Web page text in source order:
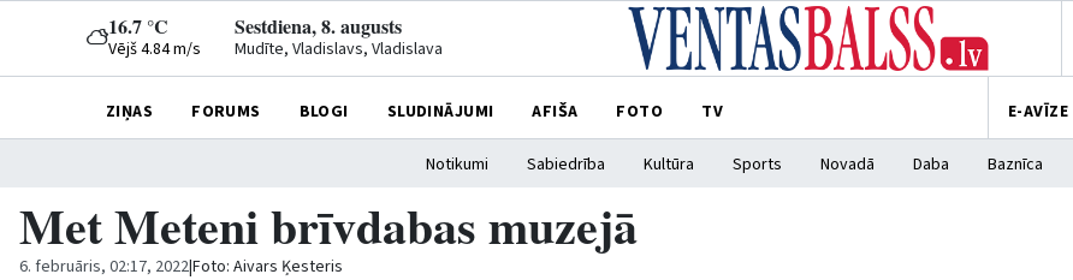
16.7 °C
Vējš 4.84 m/s
Sestdiena, 8. augusts
Mudīte, Vladislavs, Vladislava
ZIŅAS FORUMS BLOGI SLUDINĀJUMI AFIŠA FOTO TV E-AVĪZE
Notikumi Sabiedrība Kultūra Sports Novadā Daba Baznīca
Met Meteni brīvdabas muzejā
6. februāris, 02:17, 2022|Foto: Aivars Ķesteris